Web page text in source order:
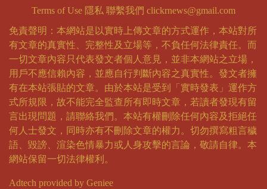
Terms of Use 隱私 聯繫我們 clickrnews@gmail.com
免責聲明：本網站是以實時上傳文章的方式運作，本站對所
有文章的真實性、完整性及立場等，不負任何法律責任。而
一切文章內容只代表發文者個人意見，並非本網站之立場，
用戶不應信賴內容，並應自行判斷內容之真實性。發文者擁
有在本站張貼的文章。由於本站是受到「實時發表」運作方
式所規限，故不能完全監查所有即時文章，若讀者發現有留
言出現問題，請聯絡我們。本站有權刪除任何內容及拒絕任
何人士發文，同時亦有不刪除文章的權力。切勿撰寫粗言穢
語、毀謗、渲染色情暴力或人身攻擊的言論，敬請自律。本
網站保留一切法律權利。
Adtech provided by Geniee